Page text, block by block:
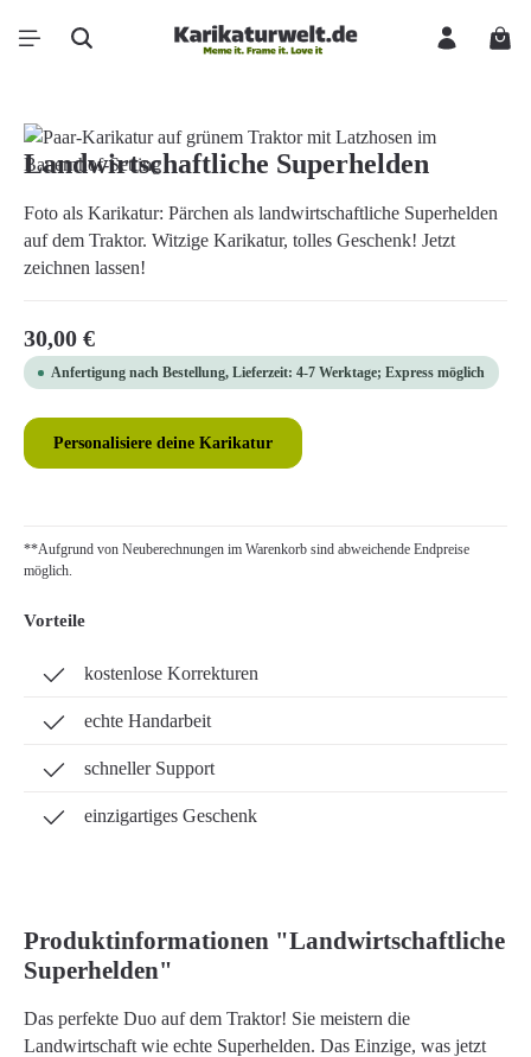
Zum Hauptinhalt springen
Bildergalerie überspringen
Landwirtschaftliche Superhelden
Foto als Karikatur: Pärchen als landwirtschaftliche Superhelden
auf dem Traktor. Witzige Karikatur, tolles Geschenk! Jetzt
zeichnen lassen!
Regulärer Preis:
30,00 €
Anfertigung nach Bestellung, Lieferzeit: 4-7 Werktage; Express möglich
Personalisiere deine Karikatur
**Aufgrund von Neuberechnungen im Warenkorb sind abweichende Endpreise
möglich.
Vorteile
kostenlose Korrekturen
echte Handarbeit
schneller Support
einzigartiges Geschenk
Produktinformationen "Landwirtschaftliche
Superhelden"
Das perfekte Duo auf dem Traktor! Sie meistern die
Landwirtschaft wie echte Superhelden. Das Einzige, was jetzt